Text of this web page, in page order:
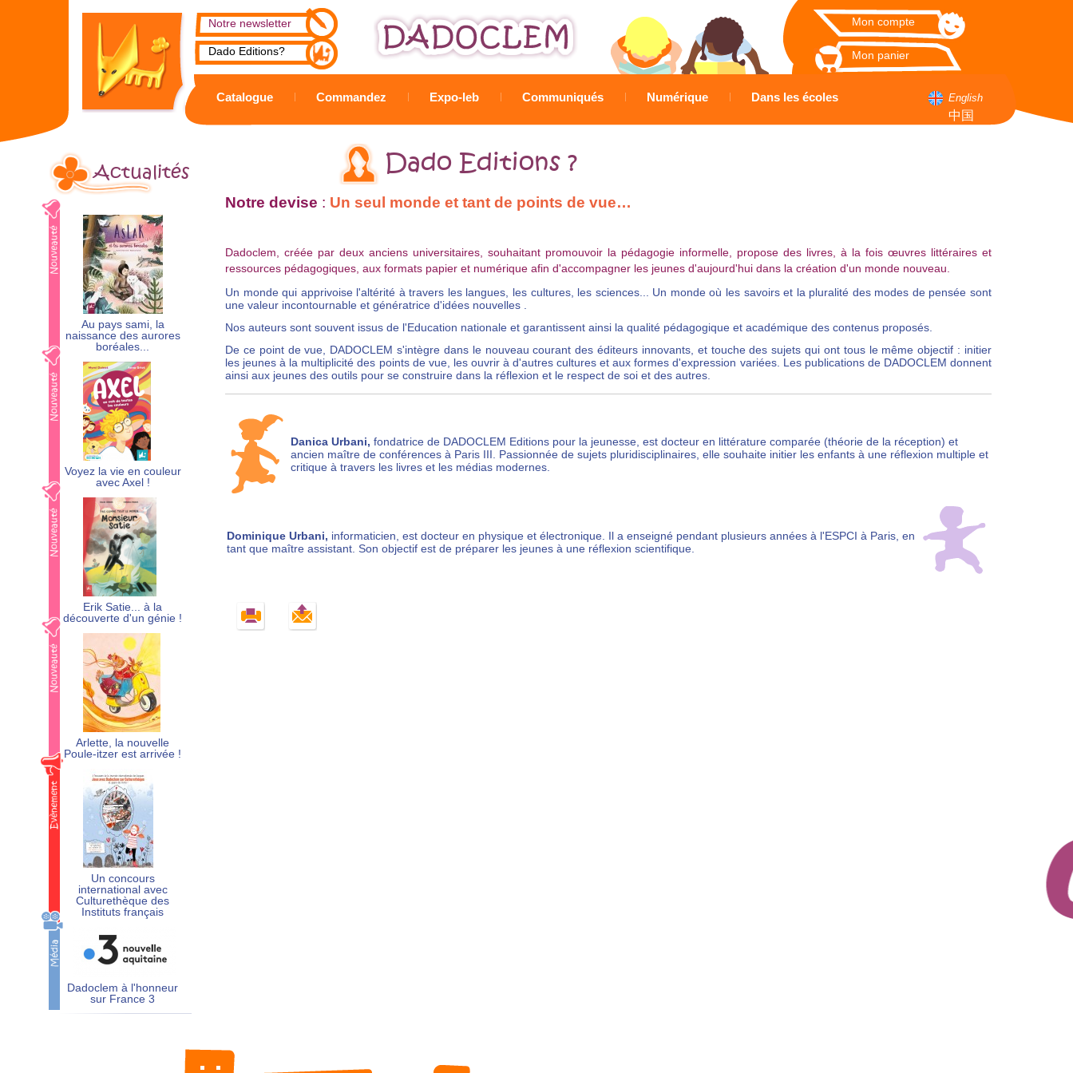
Mon compte
Mon panier
Notre newsletter
Dado Editions?
Catalogue Commandez Expo-leb Communiqués Numérique Dans les écoles English
中国
Dado Editions ?
Notre devise : Un seul monde et tant de points de vue…
Dadoclem, créée par deux anciens universitaires, souhaitant promouvoir la pédagogie informelle, propose des livres, à la fois œuvres littéraires et
ressources pédagogiques, aux formats papier et numérique afin d'accompagner les jeunes d'aujourd'hui dans la création d'un monde nouveau.
Un monde qui apprivoise l'altérité à travers les langues, les cultures, les sciences... Un monde où les savoirs et la pluralité des modes de pensée sont
une valeur incontournable et génératrice d'idées nouvelles .
Nos auteurs sont souvent issus de l'Education nationale et garantissent ainsi la qualité pédagogique et académique des contenus proposés.
De ce point de vue, DADOCLEM s'intègre dans le nouveau courant des éditeurs innovants, et touche des sujets qui ont tous le même objectif : initier
les jeunes à la multiplicité des points de vue, les ouvrir à d'autres cultures et aux formes d'expression variées. Les publications de DADOCLEM donnent
ainsi aux jeunes des outils pour se construire dans la réflexion et le respect de soi et des autres.
Danica Urbani, fondatrice de DADOCLEM Editions pour la jeunesse, est docteur en littérature comparée (théorie de la réception) et
ancien maître de conférences à Paris III. Passionnée de sujets pluridisciplinaires, elle souhaite initier les enfants à une réflexion multiple et
critique à travers les livres et les médias modernes.
Dominique Urbani, informaticien, est docteur en physique et électronique. Il a enseigné pendant plusieurs années à l'ESPCI à Paris, en
tant que maître assistant. Son objectif est de préparer les jeunes à une réflexion scientifique.
Actualités
Au pays sami, la
naissance des aurores
boréales...
Voyez la vie en couleur
avec Axel !
Erik Satie... à la
découverte d'un génie !
Arlette, la nouvelle
Poule-itzer est arrivée !
Un concours
international avec
Culturethèque des
Instituts français
Dadoclem à l'honneur
sur France 3